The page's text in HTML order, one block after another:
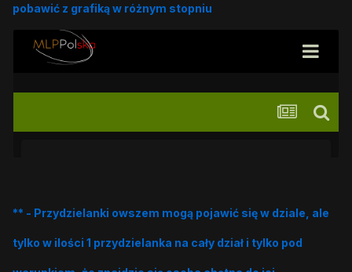
pobawić z grafiką w różnym stopniu
** - Przydzielanki owszem mogą pojawić się w dziale, ale
tylko w ilości 1 przydzielanka na cały dział i tylko pod